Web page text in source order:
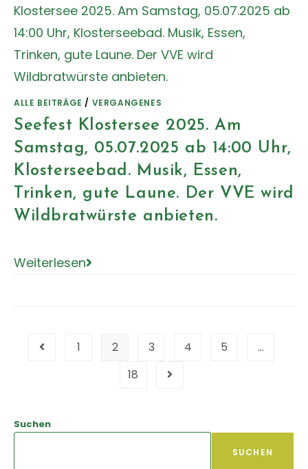
ALLE BEITRÄGE / VERGANGENES
Seefest Klostersee 2025. Am
Samstag, 05.07.2025 ab 14:00 Uhr,
Klosterseebad. Musik, Essen,
Trinken, gute Laune. Der VVE wird
Wildbratwürste anbieten.
Weiterlesen
1 2 3 4 5
…
18
Suchen
SUCHEN